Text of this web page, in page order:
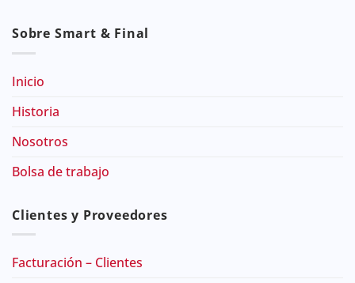
Sobre Smart & Final
Inicio
Historia
Nosotros
Bolsa de trabajo
Clientes y Proveedores
Facturación – Clientes